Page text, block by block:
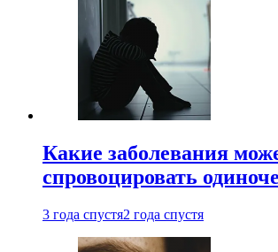
Какие заболевания
спровоцировать
3 года спустя2 года спустя